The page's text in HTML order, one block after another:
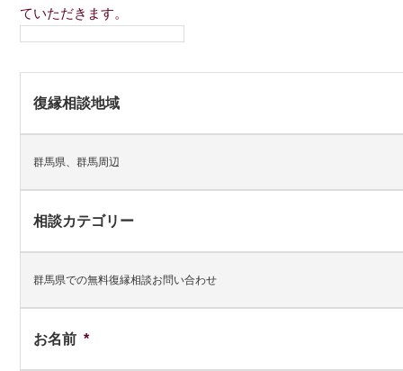
ていただきます。
復縁相談地域
群馬県、群馬周辺
相談カテゴリー
群馬県での無料復縁相談お問い合わせ
お名前 *